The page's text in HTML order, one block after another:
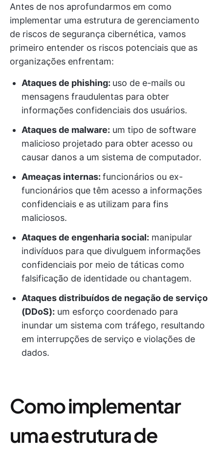
Antes de nos aprofundarmos em como
implementar uma estrutura de gerenciamento
de riscos de segurança cibernética, vamos
primeiro entender os riscos potenciais que as
organizações enfrentam:
Ataques de phishing: uso de e-mails ou
mensagens fraudulentas para obter
informações confidenciais dos usuários.
Ataques de malware: um tipo de software
malicioso projetado para obter acesso ou
causar danos a um sistema de computador.
Ameaças internas: funcionários ou ex-
funcionários que têm acesso a informações
confidenciais e as utilizam para fins
maliciosos.
Ataques de engenharia social: manipular
indivíduos para que divulguem informações
confidenciais por meio de táticas como
falsificação de identidade ou chantagem.
Ataques distribuídos de negação de serviço
(DDoS): um esforço coordenado para
inundar um sistema com tráfego, resultando
em interrupções de serviço e violações de
dados.
Como implementar
uma estrutura de